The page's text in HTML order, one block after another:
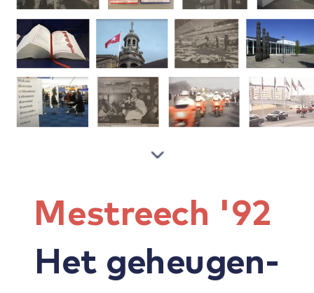
Mestreech '92
Het geheugen-